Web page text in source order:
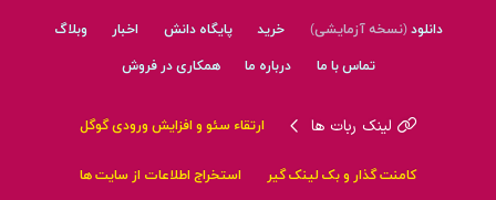
دانلود(نسخه آزمایشی) خرید پایگاه دانش اخبار
وبلاگ
تماس با ما
درباره ما همکاری در فروش
لینک ربات ها ارتقاء سئو و افزایش ورودی گوگل
کامنت گذار و بک لینک گیر استخراج اطلاعات از سایت ها